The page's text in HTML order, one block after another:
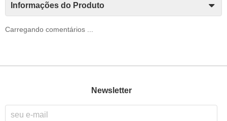
Informações do Produto
Carregando comentários ...
Newsletter